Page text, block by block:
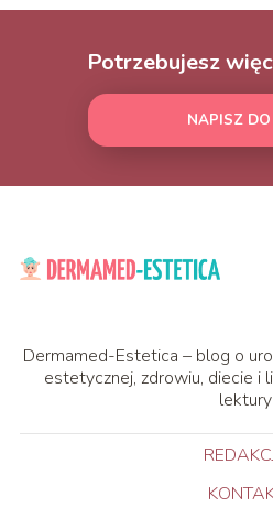
Potrzebujesz
NAPISZ
Dermamed-Estetica – blog o
estetycznej, zdrowiu, diecie i
lektury!